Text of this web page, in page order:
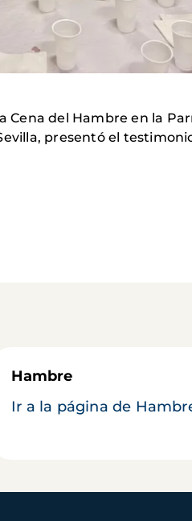
del Hambre en la
presentó el
Hambre
Ir a la página de